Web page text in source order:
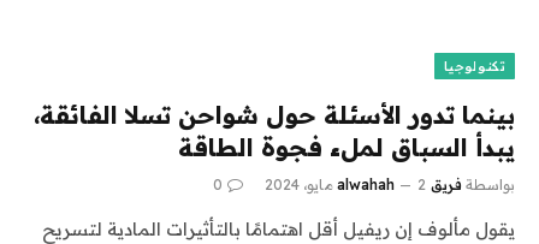
تكنولوجيا
بينما تدور الأسئلة حول شواحن تسلا الفائقة،
يبدأ السباق لملء فجوة الطاقة
بواسطة فريق alwahah 2 مايو، 2024 0
يقول مألوف إن ريفيل أقل اهتمامًا بالتأثيرات المادية لتسريح